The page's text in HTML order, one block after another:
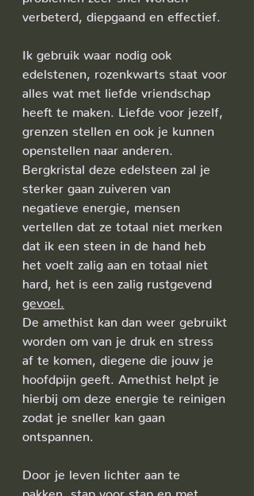
verbeterd, diepgaand en effectief.
Ik gebruik waar nodig ook
edelstenen, rozenkwarts staat voor
alles wat met liefde vriendschap
heeft te maken. Liefde voor jezelf,
grenzen stellen en ook je kunnen
openstellen naar anderen.
Bergkristal deze edelsteen zal je
sterker gaan zuiveren van
negatieve energie, mensen
vertellen dat ze totaal niet merken
dat ik een steen in de hand heb
het voelt zalig aan en totaal niet
hard, het is een zalig rustgevend
gevoel.
De amethist kan dan weer gebruikt
worden om van je druk en stress
af te komen, diegene die jouw je
hoofdpijn geeft. Amethist helpt je
hierbij om deze energie te reinigen
zodat je sneller kan gaan
ontspannen.
Door je leven lichter aan te
pakken, stap voor stap en met